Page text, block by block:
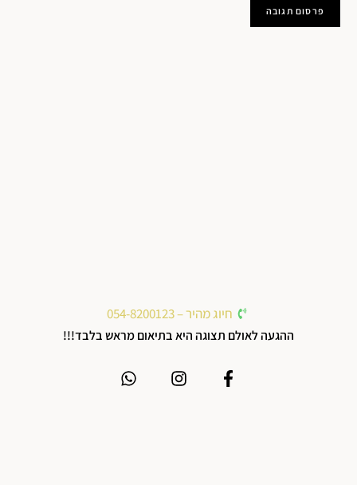
חיוג מהיר – 054-8200123
ההגעה לאולם תצוגה היא בתיאום מראש בלבד!!!